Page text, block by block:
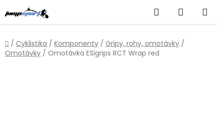
na
obsah
Hledat
KOŠÍK
Domů
/ Cyklistika / Komponenty / Gripy, rohy, omotávky /
Omotávky / Omotávka ESIgrips RCT Wrap red